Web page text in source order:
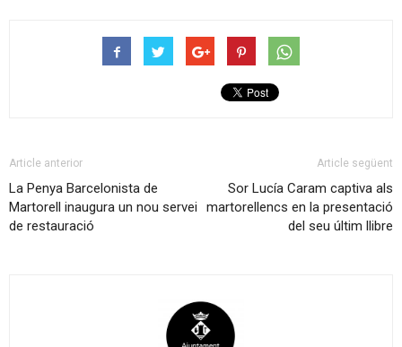
Article anterior
La Penya Barcelonista de
Martorell inaugura un nou servei
de restauració
Article següent
Sor Lucía Caram captiva als
martorellencs en la presentació
del seu últim llibre